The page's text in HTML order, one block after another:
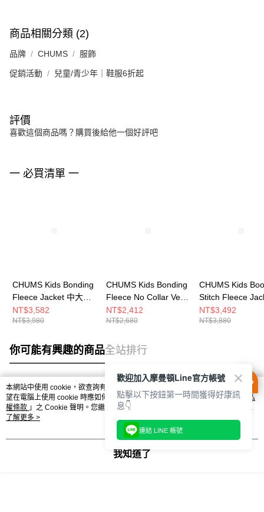
商品相關分類 (2)
品牌 CHUMS 服飾
促銷活動 兒童/青少年｜鞋服6折起
評價
喜歡這個商品嗎？購買後給他一個好評吧
一 必買清單 一
CHUMS Kids Bonding
Fleece Jacket 中大童
刷毛外套 米/紫
CH241072B071
NT$3,582
NT$3,980
CHUMS Kids Bonding
Fleece No Collar Vest
中大童 刷毛背心
SageCrazy
NT$2,412
NT$2,680
CHUMS Kids
Stitch Fleece
Geige 中大童 刷
套 Crazy
NT$3,492
NT$3,880
你可能有興趣的商品全站排行
熱門標籤
本網站中使用 cookie，欲查詢有關本網站使用 cookie 方式之詳情，及若您不希
望在電腦上使用 cookie 時應如何變更電腦的 cookie 設定，請參閱本網站「
隱私
權條款 」之 Cookie 聲明。您繼續使用本網站即表示您同意本公司得按本網站使
用條款之 Cookie 聲明使用 cookie。
了解更多 >
我知道了
歡迎加入摩曼頓Line官方帳號
點擊以下按鈕第一時間獲得好康訊
息👇
連結 LINE 帳號